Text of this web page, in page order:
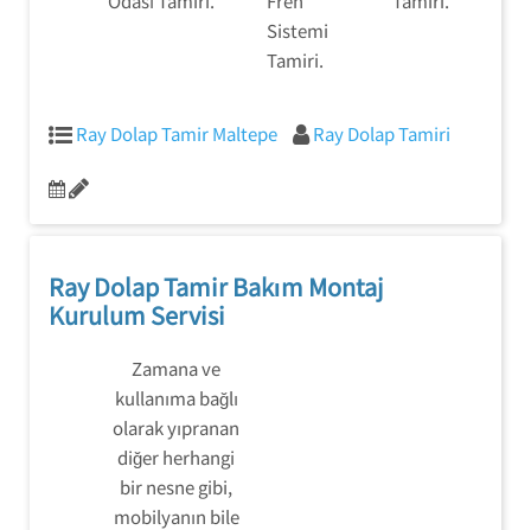
Sistemi
Tamiri.
Ray Dolap Tamir Maltepe Ray Dolap Tamiri
Ray Dolap Tamir Bakım Montaj
Kurulum Servisi
Zamana ve
kullanıma bağlı
olarak yıpranan
diğer herhangi
bir nesne gibi,
mobilyanın bile